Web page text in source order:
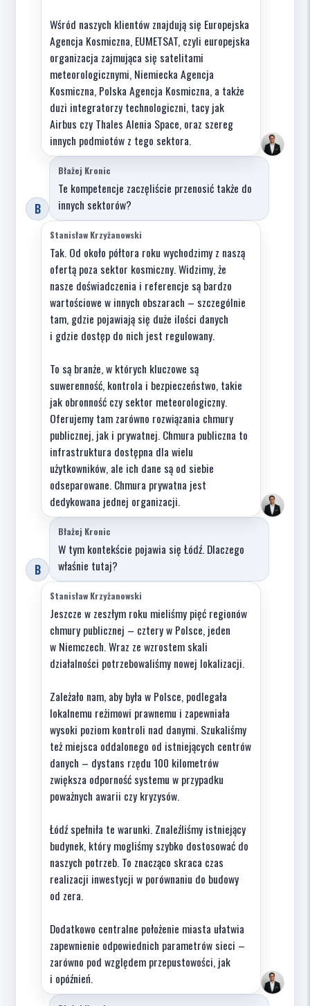
Wśród naszych klientów znajdują się Europejska
Agencja Kosmiczna, EUMETSAT, czyli europejska
organizacja zajmująca się satelitami
meteorologicznymi, Niemiecka Agencja
Kosmiczna, Polska Agencja Kosmiczna, a także
duzi integratorzy technologiczni, tacy jak
Airbus czy Thales Alenia Space, oraz szereg
innych podmiotów z tego sektora.
B
Błażej Kronic
Te kompetencje zaczęliście przenosić także do
innych sektorów?
Stanisław Krzyżanowski
Tak. Od około półtora roku wychodzimy z naszą
ofertą poza sektor kosmiczny. Widzimy, że
nasze doświadczenia i referencje są bardzo
wartościowe w innych obszarach – szczególnie
tam, gdzie pojawiają się duże ilości danych
i gdzie dostęp do nich jest regulowany.
To są branże, w których kluczowe są
suwerenność, kontrola i bezpieczeństwo, takie
jak obronność czy sektor meteorologiczny.
Oferujemy tam zarówno rozwiązania chmury
publicznej, jak i prywatnej. Chmura publiczna to
infrastruktura dostępna dla wielu
użytkowników, ale ich dane są od siebie
odseparowane. Chmura prywatna jest
dedykowana jednej organizacji.
B
Błażej Kronic
W tym kontekście pojawia się Łódź. Dlaczego
właśnie tutaj?
Stanisław Krzyżanowski
Jeszcze w zeszłym roku mieliśmy pięć regionów
chmury publicznej – cztery w Polsce, jeden
w Niemczech. Wraz ze wzrostem skali
działalności potrzebowaliśmy nowej lokalizacji.
Zależało nam, aby była w Polsce, podlegała
lokalnemu reżimowi prawnemu i zapewniała
wysoki poziom kontroli nad danymi. Szukaliśmy
też miejsca oddalonego od istniejących centrów
danych – dystans rzędu 100 kilometrów
zwiększa odporność systemu w przypadku
poważnych awarii czy kryzysów.
Łódź spełniła te warunki. Znaleźliśmy istniejący
budynek, który mogliśmy szybko dostosować do
naszych potrzeb. To znacząco skraca czas
realizacji inwestycji w porównaniu do budowy
od zera.
Dodatkowo centralne położenie miasta ułatwia
zapewnienie odpowiednich parametrów sieci –
zarówno pod względem przepustowości, jak
i opóźnień.